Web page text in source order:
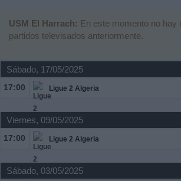
USM El Harrach: En este momento no hay
partidos televisados anteriormente.
Sábado, 17/05/2025
17:00 Ligue 2 Algeria
Viernes, 09/05/2025
17:00 Ligue 2 Algeria
Sábado, 03/05/2025